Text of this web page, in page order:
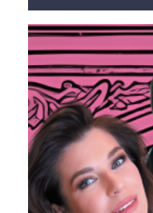
17 ноября 20:00
МАГИЯ ДУДУКА.
Музыкальное шоу